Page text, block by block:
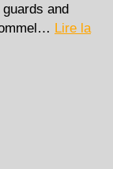
and
Lire la